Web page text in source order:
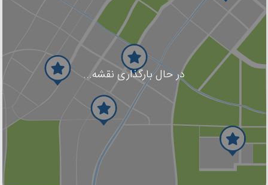
در حال بارگذاری نقشه...
گوگل